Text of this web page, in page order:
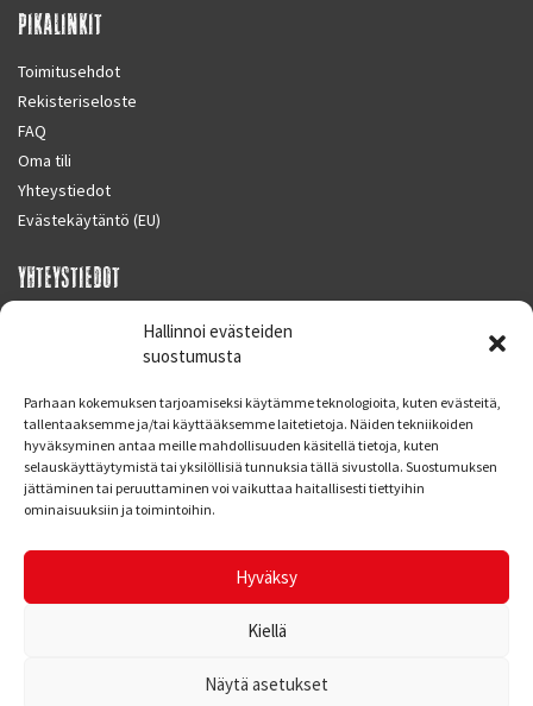
Hallinnoi evästeiden
suostumusta
Parhaan kokemuksen tarjoamiseksi käytämme teknologioita, kuten evästeitä,
tallentaaksemme ja/tai käyttääksemme laitetietoja. Näiden tekniikoiden
hyväksyminen antaa meille mahdollisuuden käsitellä tietoja, kuten
selauskäyttäytymistä tai yksilöllisiä tunnuksia tällä sivustolla. Suostumuksen
jättäminen tai peruuttaminen voi vaikuttaa haitallisesti tiettyihin
ominaisuuksiin ja toimintoihin.
Hyväksy
Kiellä
Näytä asetukset
PIKALINKIT
Toimitusehdot
Rekisteriseloste
FAQ
Oma tili
Yhteystiedot
Evästekäytäntö (EU)
YHTEYSTIEDOT
SUPERMOTO CENTER
Finland
Puh. 09 221 7088
info at supermotocenter.fi
Maanantai - Tiistai 09.00 - 17.00
© Supermoto Center